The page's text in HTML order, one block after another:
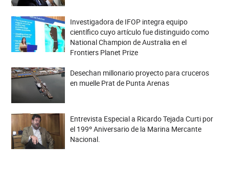
Investigadora de IFOP integra equipo
científico cuyo artículo fue distinguido como
National Champion de Australia en el
Frontiers Planet Prize
Desechan millonario proyecto para cruceros
en muelle Prat de Punta Arenas
Entrevista Especial a Ricardo Tejada Curti por
el 199º Aniversario de la Marina Mercante
Nacional.